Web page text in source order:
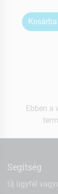
Ebben a
Segítség
Új ügyfél